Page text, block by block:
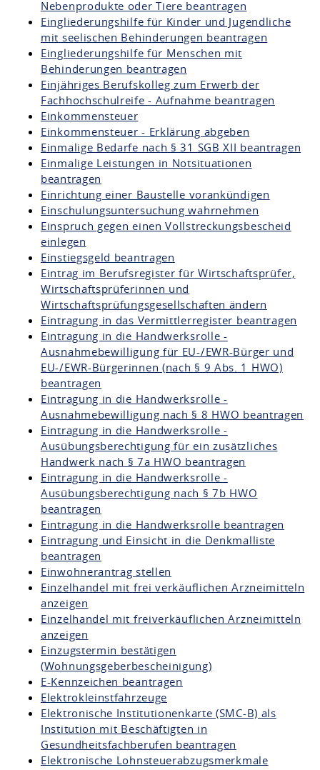
Nebenprodukte oder Tiere beantragen
Eingliederungshilfe für Kinder und Jugendliche
mit seelischen Behinderungen beantragen
Eingliederungshilfe für Menschen mit
Behinderungen beantragen
Einjähriges Berufskolleg zum Erwerb der
Fachhochschulreife - Aufnahme beantragen
Einkommensteuer
Einkommensteuer - Erklärung abgeben
Einmalige Bedarfe nach § 31 SGB XII beantragen
Einmalige Leistungen in Notsituationen
beantragen
Einrichtung einer Baustelle vorankündigen
Einschulungsuntersuchung wahrnehmen
Einspruch gegen einen Vollstreckungsbescheid
einlegen
Einstiegsgeld beantragen
Eintrag im Berufsregister für Wirtschaftsprüfer,
Wirtschaftsprüferinnen und
Wirtschaftsprüfungsgesellschaften ändern
Eintragung in das Vermittlerregister beantragen
Eintragung in die Handwerksrolle -
Ausnahmebewilligung für EU-/EWR-Bürger und
EU-/EWR-Bürgerinnen (nach § 9 Abs. 1 HWO)
beantragen
Eintragung in die Handwerksrolle -
Ausnahmebewilligung nach § 8 HWO beantragen
Eintragung in die Handwerksrolle -
Ausübungsberechtigung für ein zusätzliches
Handwerk nach § 7a HWO beantragen
Eintragung in die Handwerksrolle -
Ausübungsberechtigung nach § 7b HWO
beantragen
Eintragung in die Handwerksrolle beantragen
Eintragung und Einsicht in die Denkmalliste
beantragen
Einwohnerantrag stellen
Einzelhandel mit frei verkäuflichen Arzneimitteln
anzeigen
Einzelhandel mit freiverkäuflichen Arzneimitteln
anzeigen
Einzugstermin bestätigen
(Wohnungsgeberbescheinigung)
E-Kennzeichen beantragen
Elektrokleinstfahrzeuge
Elektronische Institutionenkarte (SMC-B) als
Institution mit Beschäftigten in
Gesundheitsfachberufen beantragen
Elektronische Lohnsteuerabzugsmerkmale